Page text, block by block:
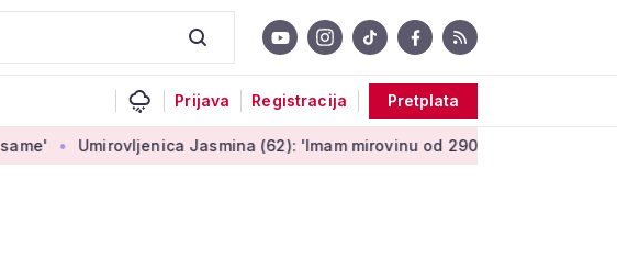
Prijava Registracija Pretplata
Umirovljenica Jasmina (62): 'Imam mirovinu od 290 eura, a dobijem i socijalnu